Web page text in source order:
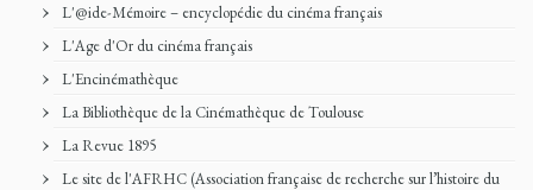
L'@ide-Mémoire – encyclopédie du cinéma français
L'Age d'Or du cinéma français
L'Encinémathèque
La Bibliothèque de la Cinémathèque de Toulouse
La Revue 1895
Le site de l'AFRHC (Association française de recherche sur l’histoire du